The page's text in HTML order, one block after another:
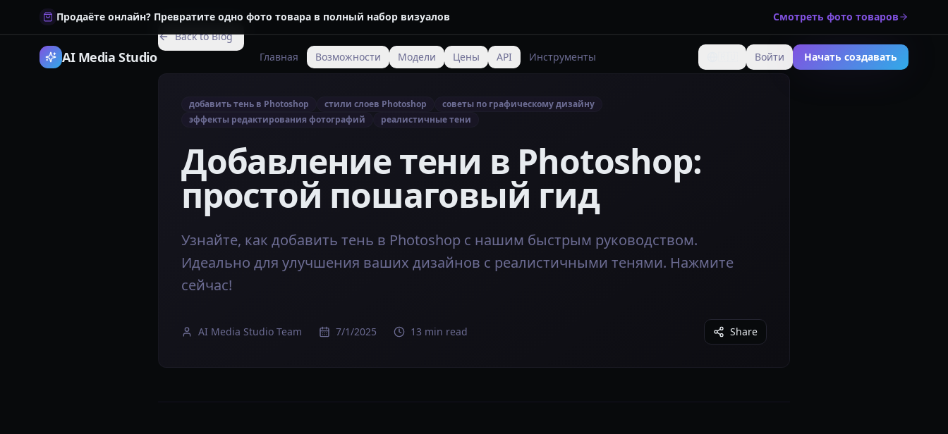
Продаёте онлайн? Превратите одно фото товара в полный набор визуалов Смотреть фото товаров
AI Media Studio Главная Возможности Модели Цены API Инструменты Изменить язык
Войти Начать создавать
Back to Blog
добавить тень в Photoshop стили слоев Photoshop
советы по графическому дизайну
эффекты редактирования фотографий
реалистичные тени
Добавление тени в Photoshop:
простой пошаговый гид
Узнайте, как добавить тень в Photoshop с нашим быстрым руководством.
Идеально для улучшения ваших дизайнов с реалистичными тенями. Нажмите
сейчас!
AI Media Studio Team 7/1/2025 13 min read Share